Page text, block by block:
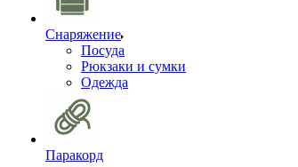
Снаряжение
Посуда
Рюкзаки и сумки
Одежда
Паракорд